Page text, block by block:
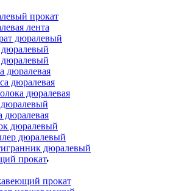
прокат
лента
дюралевый
дюралевая
дюралевая
дюралевая
дюралевая
дюралевый
дюралевый
дюралевый
прокат
прокат